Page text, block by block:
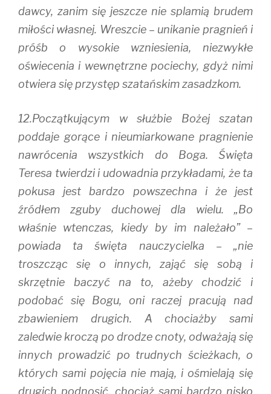
dawcy, zanim się jeszcze nie splamią brudem
miłości własnej. Wreszcie – unikanie pragnień i
próśb o wysokie wzniesienia, niezwykłe
oświecenia i wewnętrzne pociechy, gdyż nimi
otwiera się przystęp szatańskim zasadzkom.
12.Początkującym w służbie Bożej szatan
poddaje gorące i nieumiarkowane pragnienie
nawrócenia wszystkich do Boga. Święta
Teresa twierdzi i udowadnia przykładami, że ta
pokusa jest bardzo powszechna i że jest
źródłem zguby duchowej dla wielu. „Bo
właśnie wtenczas, kiedy by im należało” –
powiada ta święta nauczycielka – „nie
troszcząc się o innych, zająć się sobą i
skrzętnie baczyć na to, ażeby chodzić i
podobać się Bogu, oni raczej pracują nad
zbawieniem drugich. A chociażby sami
zaledwie kroczą po drodze cnoty, odważają się
innych prowadzić po trudnych ścieżkach, o
których sami pojęcia nie mają, i ośmielają się
drugich podnosić, chociaż sami bardzo nisko